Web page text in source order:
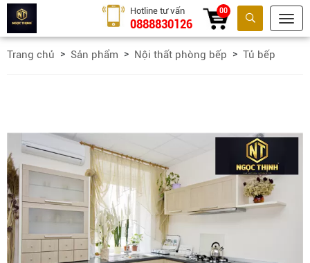
Tìm kiếm
Hotline tư vấn
0888830126
00
Trang chủ Sản phẩm Nội thất phòng bếp Tủ bếp